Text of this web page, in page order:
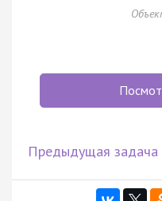
Предыдущая задача